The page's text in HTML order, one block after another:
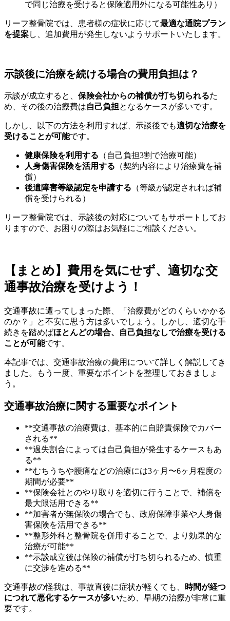
で同じ治療を受けると保険適用外になる可能性あり）
リーフ整骨院では、患者様の症状に応じて最適な通院プラン
を提案し、追加費用が発生しないようサポートいたします。
示談後に治療を続ける場合の費用負担は？
示談が成立すると、 保険会社からの補償が打ち切られるた
め、その後の治療費は自己負担となるケースが多いです。
しかし、以下の方法を利用すれば、示談後でも適切な治療を
受けることが可能です。
健康保険を利用する （自己負担3割で治療可能）
人身傷害保険を活用する （契約内容により治療費を補
償）
後遺障害等級認定を申請する （等級が認定されれば補
償を受けられる）
リーフ整骨院では、示談後の対応についてもサポートしてお
りますので、お困りの際はお気軽にご相談ください。
【まとめ】費用を気にせず、適切な交
通事故治療を受けよう！
交通事故に遭ってしまった際、「治療費がどのくらいかかる
のか？」と不安に思う方は多いでしょう。しかし、適切な手
続きを踏めばほとんどの場合、自己負担なしで治療を受ける
ことが可能です。
本記事では、交通事故治療の費用について詳しく解説してき
ました。もう一度、重要なポイントを整理しておきましょ
う。
交通事故治療に関する重要なポイント
**交通事故の治療費は、基本的に自賠責保険でカバー
される**
**過失割合によっては自己負担が発生するケースもあ
る**
**むちうちや腰痛などの治療には3ヶ月〜6ヶ月程度の
期間が必要**
**保険会社とのやり取りを適切に行うことで、補償を
最大限活用できる**
**加害者が無保険の場合でも、政府保障事業や人身傷
害保険を活用できる**
**整形外科と整骨院を併用することで、より効果的な
治療が可能**
**示談成立後は保険の補償が打ち切られるため、慎重
に交渉を進める**
交通事故の怪我は、事故直後に症状が軽くても、
時間が経つ
につれて悪化するケースが多いため、早期の治療が非常に重
要です。